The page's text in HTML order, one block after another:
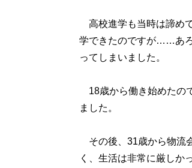
高校進学も当時は諦め
学できたのですが……あろ
ってしまいました。
18歳から働き始めたの
ました。
その後、31歳から物流
く、生活は非常に厳しか